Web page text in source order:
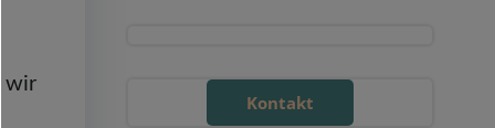
wir
Kontakt